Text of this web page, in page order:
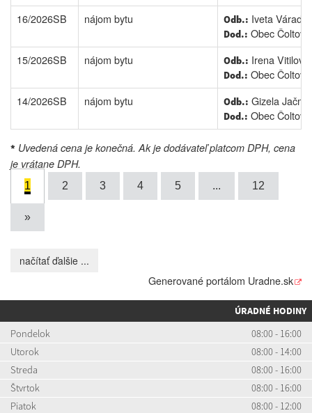
16/2026SB
nájom bytu Odb.: Iveta
Dod.: Obec Čoltovo
15/2026SB
nájom bytu Odb.: Irena Vitilová
Dod.: Obec Čoltovo
14/2026SB
nájom bytu Odb.: Gizela
Dod.: Obec Čoltovo
* Uvedená cena je konečná. Ak je dodávateľ platcom DPH, cena
je vrátane DPH.
1 2 3 4 5 ... 12
»
načítať ďalšie ...
Generované portálom Uradne.sk
ÚRADNÉ HODINY
Pondelok
08:00 - 16:00
Utorok
08:00 - 14:00
Streda
08:00 - 16:00
Štvrtok
08:00 - 16:00
Piatok
08:00 - 12:00